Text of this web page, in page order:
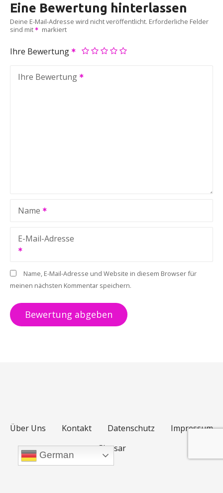
Eine Bewertung hinterlassen
Deine E-Mail-Adresse wird nicht veröffentlicht. Erforderliche Felder
sind mit
markiert
Ihre Bewertung
Ihre Bewertung
Name
E-Mail-Adresse
Name, E-Mail-Adresse und Website in diesem Browser für
meinen nächsten Kommentar speichern.
Über Uns Kontakt Datenschutz
Impressum
Glossar
German